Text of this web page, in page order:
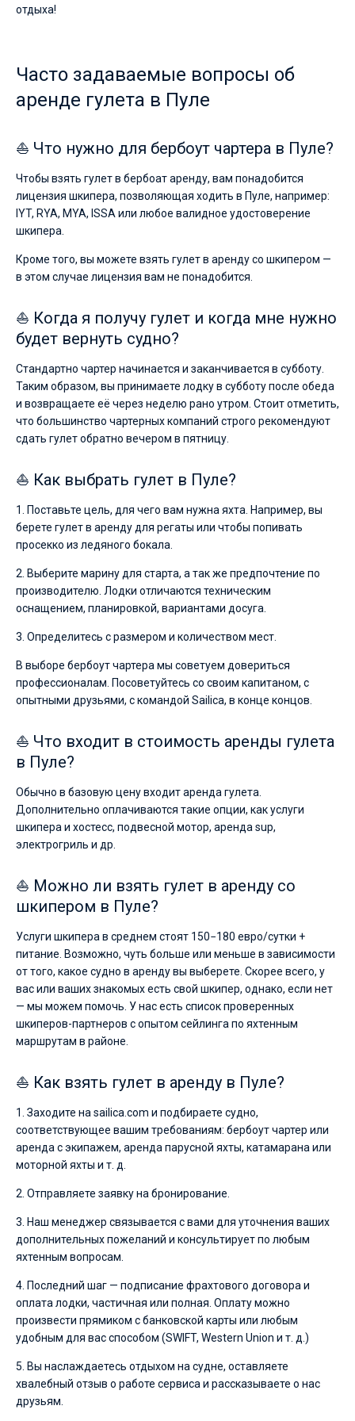
для
(шкипера/
хостес/
повара)
или
бербоут
яхт
в
Пуле
шкипера,
лично
управлять
каталоге
яхт
аренду
вы
предложений
в
Пуле
как
любителей
спокойного
отдыха,
так
для
яхтсменов,
которые
представляют
жизни
без
регионы
для
яхтинга:
Веруда,
Марина
Марина
ACI
марина
Пула,
Тргет.
отдыха!
Часто задаваемые вопросы об
аренде гулета в Пуле
⛵ Что нужно для бербоут чартера в Пуле?
Чтобы взять гулет в бербоат аренду, вам понадобится
лицензия шкипера, позволяющая ходить в Пуле, например:
IYT, RYA, MYA, ISSA или любое валидное удостоверение
шкипера.
Кроме того, вы можете взять гулет в аренду со шкипером —
в этом случае лицензия вам не понадобится.
⛵ Когда я получу гулет и когда мне нужно
будет вернуть судно?
Стандартно чартер начинается и заканчивается в субботу.
Таким образом, вы принимаете лодку в субботу после обеда
и возвращаете её через неделю рано утром. Стоит отметить,
что большинство чартерных компаний строго рекомендуют
сдать гулет обратно вечером в пятницу.
⛵ Как выбрать гулет в Пуле?
1. Поставьте цель, для чего вам нужна яхта. Например, вы
берете гулет в аренду для регаты или чтобы попивать
просекко из ледяного бокала.
2. Выберите марину для старта, а так же предпочтение по
производителю. Лодки отличаются техническим
оснащением, планировкой, вариантами досуга.
3. Определитесь с размером и количеством мест.
В выборе бербоут чартера мы советуем довериться
профессионалам. Посоветуйтесь со своим капитаном, с
опытными друзьями, с командой Sailica, в конце концов.
⛵ Что входит в стоимость аренды гулета
в Пуле?
Обычно в базовую цену входит аренда гулета.
Дополнительно оплачиваются такие опции, как услуги
шкипера и хостесс, подвесной мотор, аренда sup,
электрогриль и др.
⛵ Можно ли взять гулет в аренду со
шкипером в Пуле?
Услуги шкипера в среднем стоят 150−180 евро/сутки +
питание. Возможно, чуть больше или меньше в зависимости
от того, какое судно в аренду вы выберете. Скорее всего, у
вас или ваших знакомых есть свой шкипер, однако, если нет
— мы можем помочь. У нас есть список проверенных
шкиперов-партнеров с опытом сейлинга по яхтенным
маршрутам в районе.
⛵ Как взять гулет в аренду в Пуле?
1. Заходите на sailica.com и подбираете судно,
соответствующее вашим требованиям: бербоут чартер или
аренда с экипажем, аренда парусной яхты, катамарана или
моторной яхты и т. д.
2. Отправляете заявку на бронирование.
3. Наш менеджер связывается с вами для уточнения ваших
дополнительных пожеланий и консультирует по любым
яхтенным вопросам.
4. Последний шаг — подписание фрахтового договора и
оплата лодки, частичная или полная. Оплату можно
произвести прямиком с банковской карты или любым
удобным для вас способом (SWIFT, Western Union и т. д.)
5. Вы наслаждаетесь отдыхом на судне, оставляете
хвалебный отзыв о работе сервиса и рассказываете о нас
друзьям.
Показать(0)